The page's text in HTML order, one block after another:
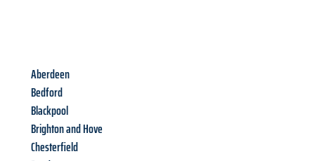
Aberdeen
Bedford
Blackpool
Brighton and Hove
Chesterfield